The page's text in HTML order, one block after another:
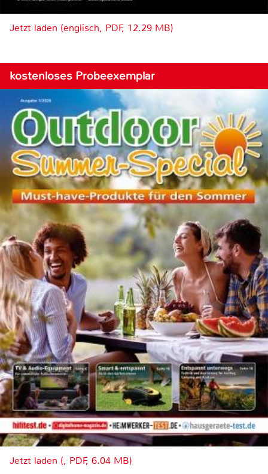
Jetzt laden (englisch, PDF, 12.29 MB)
kostenloses Probeexemplar
Jetzt laden (, PDF, 6.04 MB)